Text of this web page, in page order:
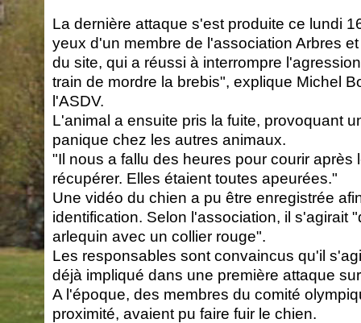
La dernière attaque s'est produite ce lundi
yeux d'un membre de l'association Arbres
du site, qui a réussi à interrompre
train de mordre la brebis", explique Michel
l'ASDV.
L'animal a ensuite pris la fuite, provoquant
panique chez les autres animaux.
"Il nous a fallu des heures pour courir après
récupérer. Elles étaient toutes apeurées."
Une vidéo du chien a pu être enregistrée
identification. Selon l'association, il s'agirait
arlequin avec un collier rouge".
Les responsables sont convaincus qu'il
déjà impliqué dans une première attaque
A l'époque, des membres du comité
proximité, avaient pu faire fuir le chien.